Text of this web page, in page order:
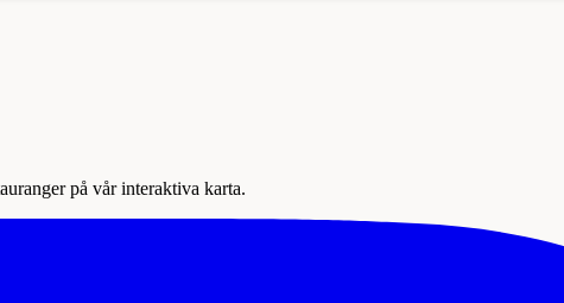
på vår interaktiva karta.